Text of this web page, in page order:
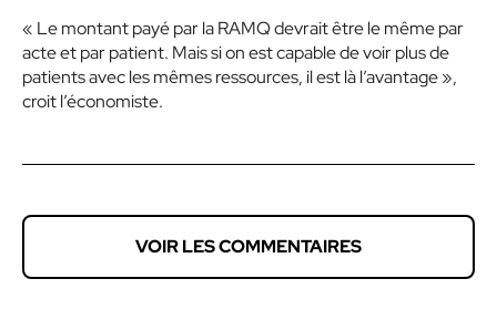
« Le montant payé par la RAMQ devrait être le même par
acte et par patient. Mais si on est capable de voir plus de
patients avec les mêmes ressources, il est là l’avantage »,
croit l’économiste.
VOIR LES COMMENTAIRES